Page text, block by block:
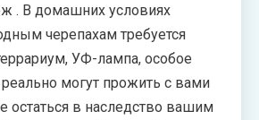
. В домашних условиях
черепахам требуется
УФ-лампа, особое
реально могут прожить с вами
остаться в наследство вашим